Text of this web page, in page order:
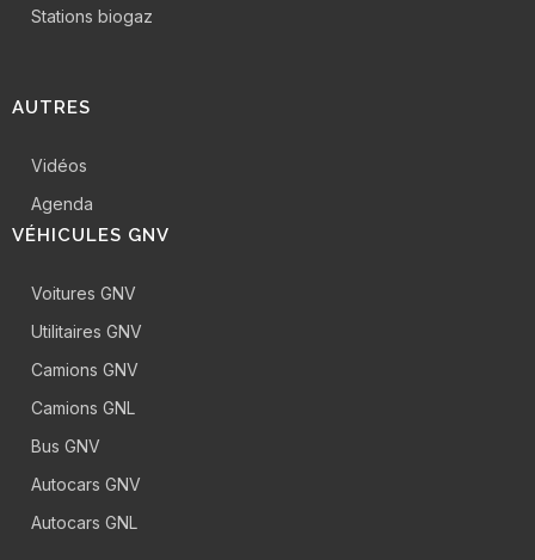
Stations biogaz
AUTRES
Vidéos
Agenda
VÉHICULES GNV
Voitures GNV
Utilitaires GNV
Camions GNV
Camions GNL
Bus GNV
Autocars GNV
Autocars GNL